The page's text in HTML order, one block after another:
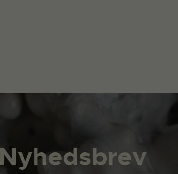
Nyhedsbrev